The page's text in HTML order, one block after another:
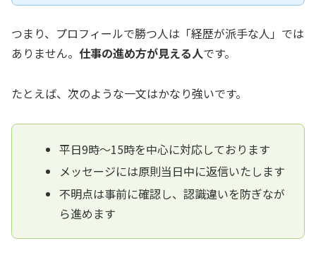
つまり、プロフィールで勝つ人は「経歴が派手な人」では
ありません。 仕事の進め方が見える人です。
たとえば、次のような一文はかなり強いです。
平日9時〜15時を中心に対応しております
メッセージには原則当日中に返信いたします
不明点は事前に確認し、認識違いを防ぎなが
ら進めます